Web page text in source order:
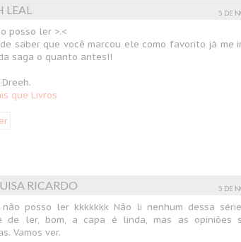
LEAL 5 DE
posso ler >.<
saber que você marcou ele como favorito já me
saga o quanto antes!!
que Livros
RICARDO 5 DE
não posso ler kkkkkkk Não li nenhum dessa
de ler, bom, a capa é linda, mas as opiniões
Vamos ver.